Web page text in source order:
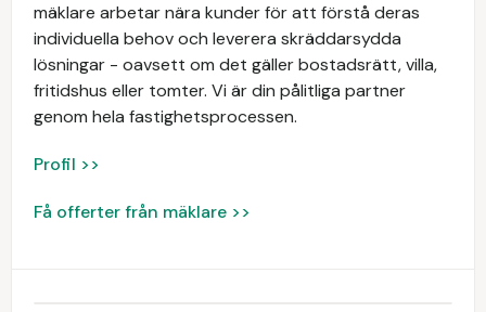
mäklare arbetar nära kunder för att förstå deras
individuella behov och leverera skräddarsydda
lösningar - oavsett om det gäller bostadsrätt, villa,
fritidshus eller tomter. Vi är din pålitliga partner
genom hela fastighetsprocessen.
Profil >>
Få offerter från mäklare >>